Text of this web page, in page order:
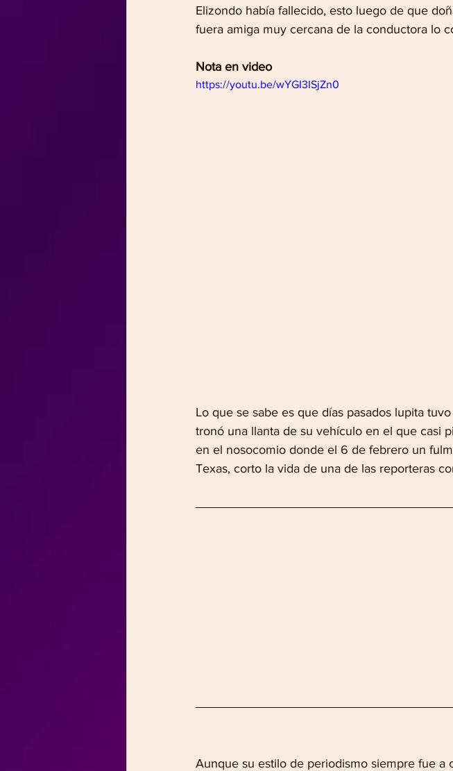
Elizondo había fallecido, esto luego de que
fuera amiga muy cercana de la conductora lo
Nota en video
https://youtu.be/wYGI3ISjZn0
Lo que se sabe es que días pasados lupita
tronó una llanta de su vehículo en el que casi
en el nosocomio donde el 6 de febrero un
Texas, corto la vida de una de las reporteras
Aunque su estilo de periodismo siempre fue a